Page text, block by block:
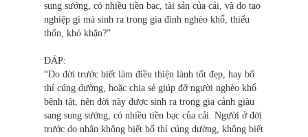
sung sướng, có nhiều tiền bạc, tài sản của cải, và do tạo
nghiệp gì mà sinh ra trong gia đình nghèo khổ, thiếu
thốn, khó khăn?”
ĐÁP:
“Do đời trước biết làm điều thiện lành tốt đẹp, hay bố
thí cúng dường, hoặc chia sẻ giúp đỡ người nghèo khổ
bệnh tật, nên đời này được sinh ra trong gia cảnh giàu
sang sung sướng, có nhiều tiền bạc của cải. Người ở đời
trước do nhân không biết bố thí cúng dường, không biết